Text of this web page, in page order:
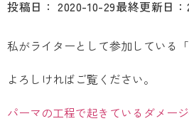
投稿日： 2020-10-29最終更新日
私がライターとして参加している
よろしければご覧ください。
パーマの工程で起きているダメー